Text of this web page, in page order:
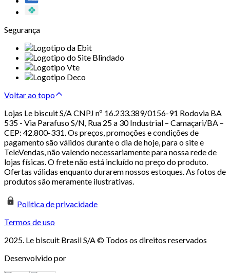
Segurança
Voltar ao topo
Lojas Le biscuit S/A CNPJ nº 16.233.389/0156-91 Rodovia BA
535 - Via Parafuso S/N, Rua 25 a 30 Industrial – Camaçari/BA –
CEP: 42.800-331. Os preços, promoções e condições de
pagamento são válidos durante o dia de hoje, para o site e
TeleVendas, não valendo necessariamente para nossa rede de
lojas físicas. O frete não está incluído no preço do produto.
Ofertas válidas enquanto durarem nossos estoques. As fotos de
produtos são meramente ilustrativas.
Politica de privacidade
Termos de uso
2025. Le biscuit Brasil S/A © Todos os direitos reservados
Desenvolvido por